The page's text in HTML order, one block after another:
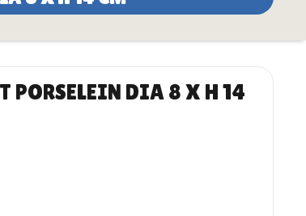
PORSELEIN DIA 8 X H 14